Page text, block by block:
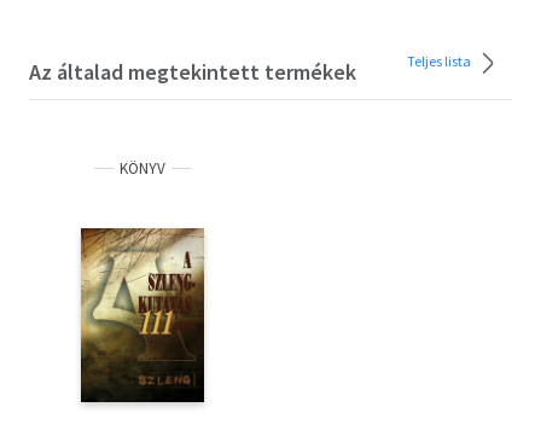
Az általad megtekintett termékek Teljes lista
KÖNYV